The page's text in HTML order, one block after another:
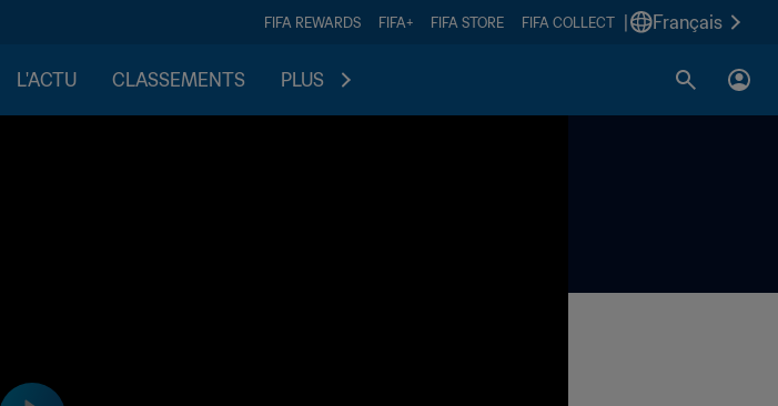
FIFA REWARDS FIFA+ FIFA STORE FIFA COLLECT Français
L'ACTU CLASSEMENTS PLUS